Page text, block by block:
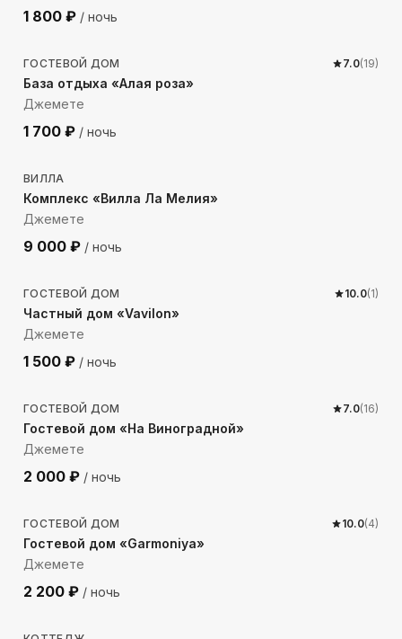
1 800 ₽ / ночь
592м до моря
ГОСТЕВОЙ ДОМ 7.0(19)
База отдыха «Алая роза»
Джемете
1 700 ₽ / ночь
822м до моря
ВИЛЛА
Комплекс «Вилла Ла Мелия»
Джемете
9 000 ₽ / ночь
225м до моря
ГОСТЕВОЙ ДОМ 10.0(1)
Частный дом «Vavilon»
Джемете
1 500 ₽ / ночь
173м до моря
ГОСТЕВОЙ ДОМ 7.0(16)
Гостевой дом «На Виноградной»
Джемете
2 000 ₽ / ночь
1234 м до моря
ГОСТЕВОЙ ДОМ 10.0(4)
Гостевой дом «Garmoniya»
Джемете
2 200 ₽ / ночь
205м до моря